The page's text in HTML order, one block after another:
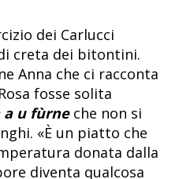
dei Carlucci
creta dei bitontini.
Anna che ci racconta
fosse solita
a u fùrneche non si
«È un piatto che
donata dalla
diventa qualcosa